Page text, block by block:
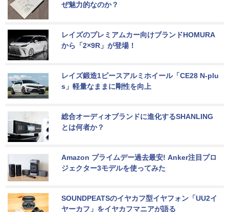
ぜ魅力的なのか？
レイズのプレミアムカー向けブランドHOMURA
から「2×9R」が登場！
レイズ鍛造1ピースアルミホイール「CE28 N-plu
s」軽量なままに剛性を向上
総合オーディオブランドに進化するSHANLING
とは何者か？
Amazon プライムデー過去最安! Anker注目プロ
ジェクター3モデルを使ってみた
SOUNDPEATSのイヤカフ型イヤフォン「UU2イ
ヤーカフ」をイヤカフマニアが語る